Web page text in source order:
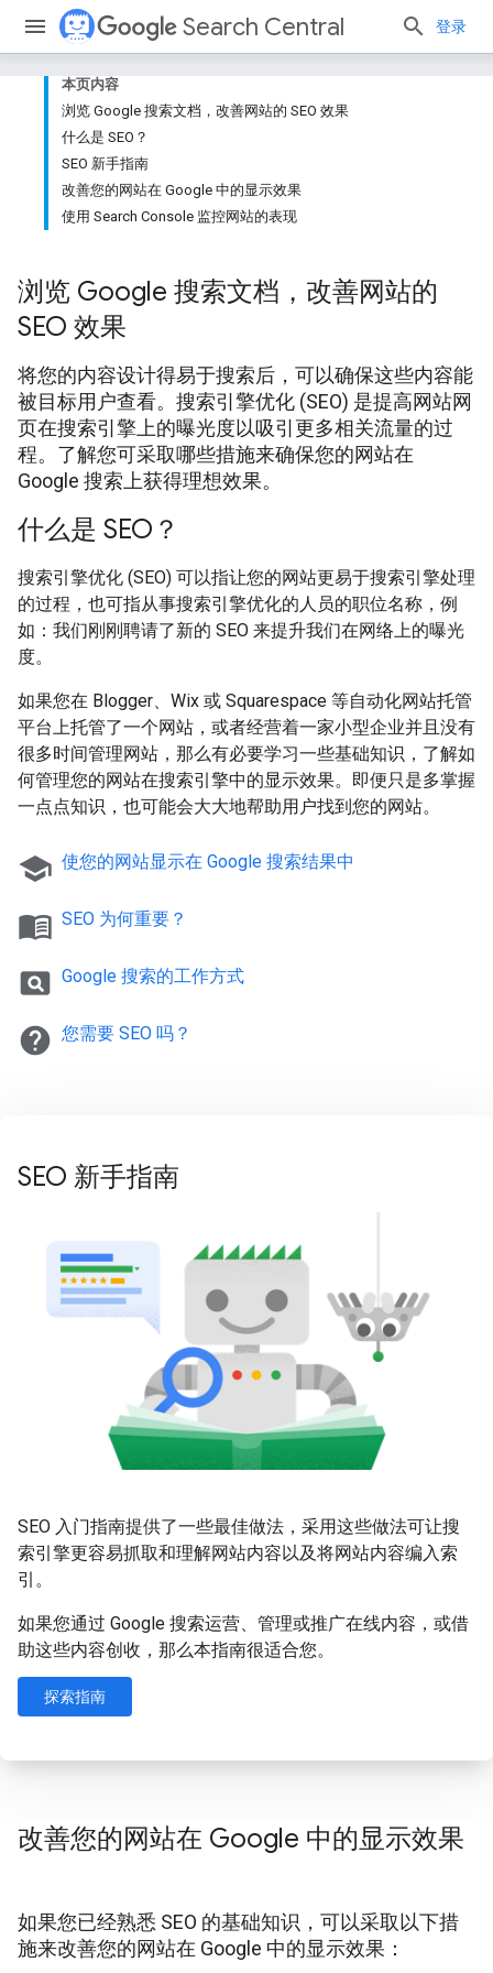
Search Central 登录
本页内容
浏览 Google 搜索文档，改善网站的 SEO 效果
什么是 SEO？
SEO 新手指南
改善您的网站在 Google 中的显示效果
使用 Search Console 监控网站的表现
浏览 Google 搜索文档，改善网站的
SEO 效果
将您的内容设计得易于搜索后，可以确保这些内容能
被目标用户查看。搜索引擎优化 (SEO) 是提高网站网
页在搜索引擎上的曝光度以吸引更多相关流量的过
程。了解您可采取哪些措施来确保您的网站在
Google 搜索上获得理想效果。
什么是 SEO？
搜索引擎优化 (SEO) 可以指让您的网站更易于搜索引擎处理
的过程，也可指从事搜索引擎优化的人员的职位名称，例
如：我们刚刚聘请了新的 SEO 来提升我们在网络上的曝光
度。
如果您在 Blogger、Wix 或 Squarespace 等自动化网站托管
平台上托管了一个网站，或者经营着一家小型企业并且没有
很多时间管理网站，那么有必要学习一些基础知识，了解如
何管理您的网站在搜索引擎中的显示效果。即便只是多掌握
一点点知识，也可能会大大地帮助用户找到您的网站。
school 使您的网站显示在 Google 搜索结果中
menu_book SEO 为何重要？
pageview Google 搜索的工作方式
help 您需要 SEO 吗？
SEO 新手指南
SEO 入门指南提供了一些最佳做法，采用这些做法可让搜
索引擎更容易抓取和理解网站内容以及将网站内容编入索
引。
如果您通过 Google 搜索运营、管理或推广在线内容，或借
助这些内容创收，那么本指南很适合您。
探索指南
改善您的网站在 Google 中的显示效果
如果您已经熟悉 SEO 的基础知识，可以采取以下措
施来改善您的网站在 Google 中的显示效果：